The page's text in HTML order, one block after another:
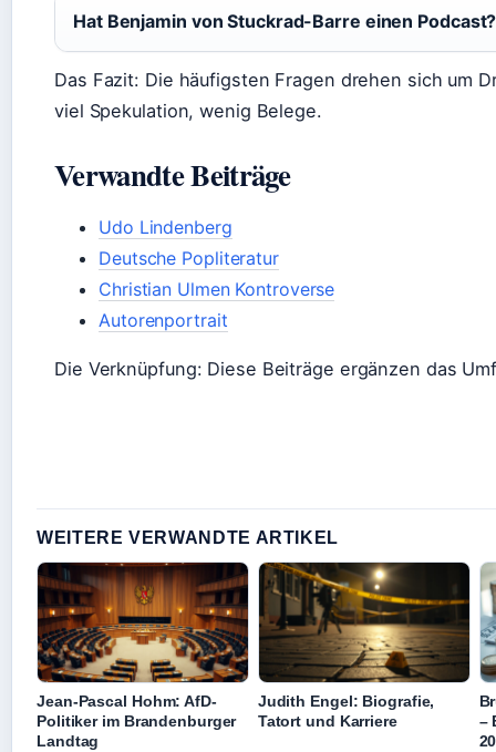
Hat Benjamin von Stuckrad-Barre einen Podcast?
Das Fazit: Die häufigsten Fragen drehen sich um
viel Spekulation, wenig Belege.
Verwandte Beiträge
Udo Lindenberg
Deutsche Popliteratur
Christian Ulmen Kontroverse
Autorenportrait
Die Verknüpfung: Diese Beiträge ergänzen das
WEITERE VERWANDTE ARTIKEL
Jean-Pascal Hohm: AfD-
Politiker im Brandenburger
Landtag
Judith Engel: Biografie,
Tatort und Karriere
–